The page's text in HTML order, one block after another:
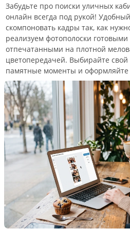
Забудьте про поиски уличных
онлайн всегда под рукой!
скомпоновать кадры так, как
реализуем фотополоски
отпечатанными на плотной
цветопередачей. Выбирайте свой
памятные моменты и оформляйте